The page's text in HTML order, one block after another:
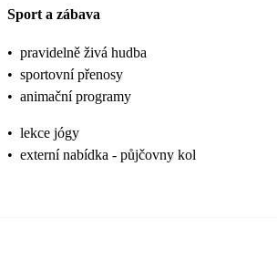
Sport a zábava
• pravidelně živá hudba
• sportovní přenosy
• animační programy
• lekce jógy
• externí nabídka - půjčovny kol